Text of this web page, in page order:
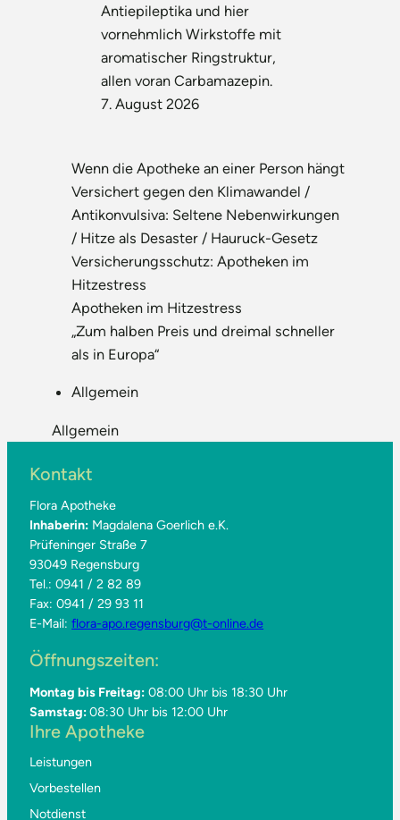
Antiepileptika und hier
vornehmlich Wirkstoffe mit
aromatischer Ringstruktur,
allen voran Carbamazepin.
7. August 2026
Wenn die Apotheke an einer Person hängt
Versichert gegen den Klimawandel /
Antikonvulsiva: Seltene Nebenwirkungen
/ Hitze als Desaster / Hauruck-Gesetz
Versicherungsschutz: Apotheken im
Hitzestress
Apotheken im Hitzestress
„Zum halben Preis und dreimal schneller
als in Europa“
Allgemein
Allgemein
Kontakt
Flora Apotheke
Inhaberin: Magdalena Goerlich e.K.
Prüfeninger Straße 7
93049 Regensburg
Tel.: 0941 / 2 82 89
Fax: 0941 / 29 93 11
E-Mail:flora-apo.regensburg@t-online.de
Öffnungszeiten:
Montag bis Freitag: 08:00 Uhr bis 18:30 Uhr
Samstag:08:30 Uhr bis 12:00 Uhr
Ihre Apotheke
Leistungen
Vorbestellen
Notdienst